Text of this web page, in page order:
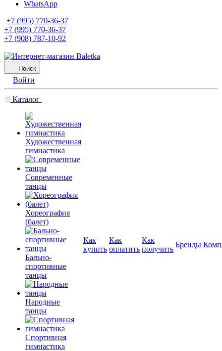
WhatsApp
+7 (995) 770-36-37
+7 (995) 770-36-37
+7 (908) 787-10-92
Поиск
Войти
Каталог
Художественная
гимнастика
Современные
танцы
Хореография
(балет)
Бально-
спортивные
танцы
Народные
танцы
Спортивная
гимнастика
Как
купить
Как
оплатить
Как
получить
Бренды